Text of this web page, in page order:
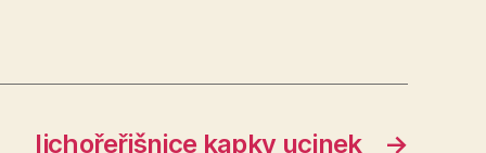
→
lichořeřišnice kapky ucinek